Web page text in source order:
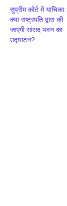
सुप्रीम कोर्ट में याचिका:
क्या राष्ट्रपति द्वारा की
जाएगी सांसद भवन का
उद्घाटन?